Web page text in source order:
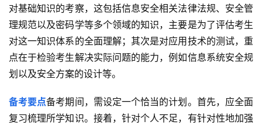
对基础知识的考察，这包括信息安全相关法律法规、安全管
理规范以及密码学等多个领域的知识，主要是为了评估考生
对这一知识体系的全面理解；其次是对应用技术的测试，重
点在于检验考生解决实际问题的能力，例如信息系统安全规
划以及安全方案的设计等。
备考要点备考期间，需设定一个恰当的计划。首先，应全面
复习梳理所学知识。接着，针对个人不足，有针对性地加强